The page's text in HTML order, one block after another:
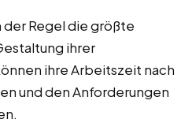
der Regel die größte
ihrer
ihre Arbeitszeit nach
und den Anforderungen